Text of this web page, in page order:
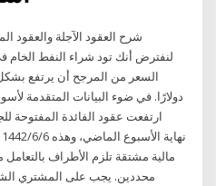
شرح العقود الآجلة والعقود
دولارًا. في ضوء البيانات المتقدمة
مالية مشتقة تلزم الأطراف
محددين. يجب على المشتري